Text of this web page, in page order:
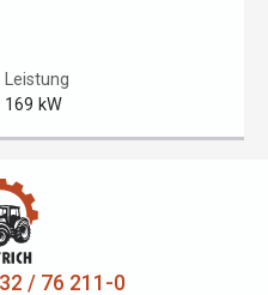
Leistung
169 kW
/ 76 211-0